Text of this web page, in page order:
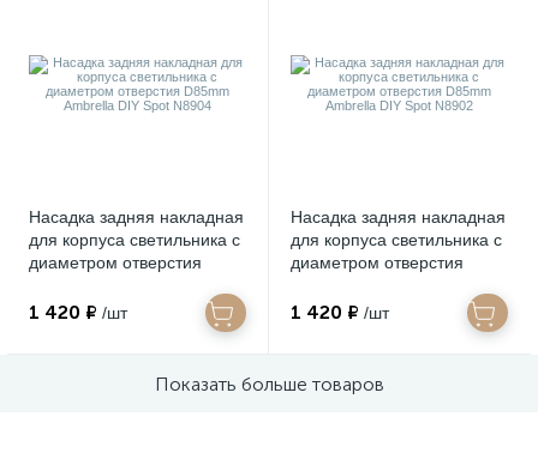
Насадка задняя накладная
для корпуса светильника с
диаметром отверстия
N8904
1 420 ₽ /шт
Насадка задняя накладная
для корпуса светильника с
диаметром отверстия
N8902
1 420 ₽ /шт
Показать больше товаров